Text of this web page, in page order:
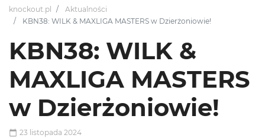
knockout.pl
Aktualności
KBN38: WILK & MAXLIGA MASTERS w Dzierżoniowie!
KBN38: WILK &
MAXLIGA MASTERS
w Dzierżoniowie!
23 listopada 2024